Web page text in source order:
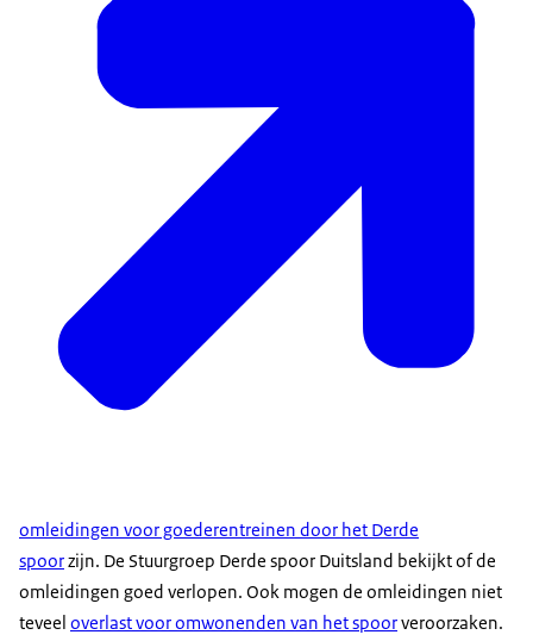
omleidingen voor goederentreinen door het Derde
spoorzijn. De Stuurgroep Derde spoor Duitsland bekijkt of de
omleidingen goed verlopen. Ook mogen de omleidingen niet
teveel overlast voor omwonenden van het spoorveroorzaken.